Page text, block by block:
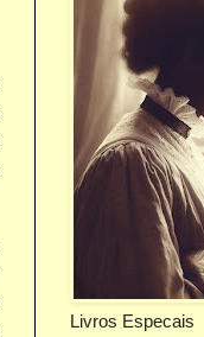
Livros Especais